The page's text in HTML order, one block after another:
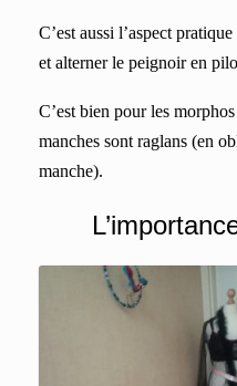
C’est aussi l’aspect pratique
et alterner le peignoir en
C’est bien pour les
manches sont raglans (en
manche).
L’